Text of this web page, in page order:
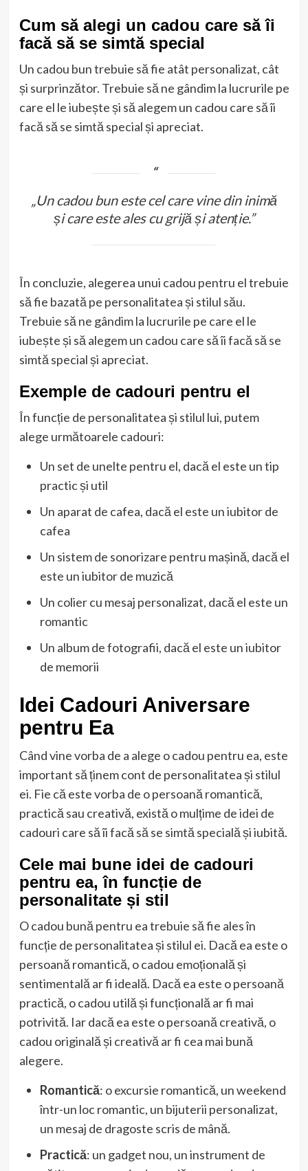
Cum să alegi un cadou care să îi
facă să se simtă special
Un cadou bun trebuie să fie atât personalizat, cât
și surprinzător. Trebuie să ne gândim la lucrurile pe
care el le iubește și să alegem un cadou care să îi
facă să se simtă special și apreciat.
„Un cadou bun este cel care vine din inimă
și care este ales cu grijă și atenție.”
În concluzie, alegerea unui cadou pentru el trebuie
să fie bazată pe personalitatea și stilul său.
Trebuie să ne gândim la lucrurile pe care el le
iubește și să alegem un cadou care să îi facă să se
simtă special și apreciat.
Exemple de cadouri pentru el
În funcție de personalitatea și stilul lui, putem
alege următoarele cadouri:
Un set de unelte pentru el, dacă el este un tip
practic și util
Un aparat de cafea, dacă el este un iubitor de
cafea
Un sistem de sonorizare pentru mașină, dacă el
este un iubitor de muzică
Un colier cu mesaj personalizat, dacă el este un
romantic
Un album de fotografii, dacă el este un iubitor
de memorii
Idei Cadouri Aniversare
pentru Ea
Când vine vorba de a alege o cadou pentru ea, este
important să ținem cont de personalitatea și stilul
ei. Fie că este vorba de o persoană romantică,
practică sau creativă, există o mulțime de idei de
cadouri care să îi facă să se simtă specială și iubită.
Cele mai bune idei de cadouri
pentru ea, în funcție de
personalitate și stil
O cadou bună pentru ea trebuie să fie ales în
funcție de personalitatea și stilul ei. Dacă ea este o
persoană romantică, o cadou emoțională și
sentimentală ar fi ideală. Dacă ea este o persoană
practică, o cadou utilă și funcțională ar fi mai
potrivită. Iar dacă ea este o persoană creativă, o
cadou originală și creativă ar fi cea mai bună
alegere.
Romantică: o excursie romantică, un weekend
într-un loc romantic, un bijuterii personalizat,
un mesaj de dragoste scris de mână.
Practică: un gadget nou, un instrument de